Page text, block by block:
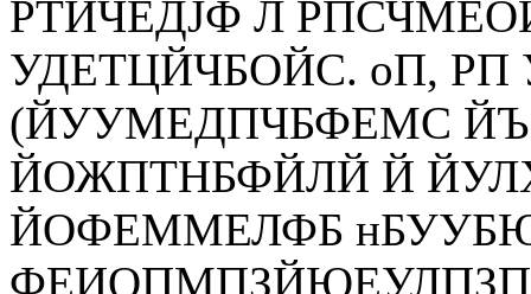
РТЙЧЕДЈФ Л
УДЕТЦЙЧБОЙС. оП,
(ЙУУМЕДПЧБФЕМС
ЙОЖПТНБФЙЛЙ Й
ЙОФЕММЕЛФБ